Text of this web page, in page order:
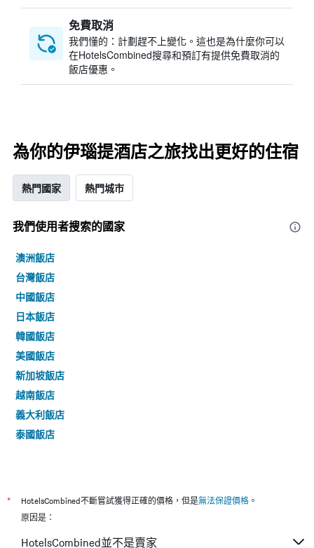
免費取消
我們懂的：計劃趕不上變化。這也是為什麼你可以
在HotelsCombined搜尋和預訂有提供免費取消的
飯店優惠。
為你的伊瑙提酒店之旅找出更好的住宿
熱門國家 熱門城市
我們使用者搜索的國家
澳洲飯店
台灣飯店
中國飯店
日本飯店
韓國飯店
美國飯店
新加坡飯店
越南飯店
義大利飯店
泰國飯店
* HotelsCombined不斷嘗試獲得正確的價格，但是無法保證價格 。
原因是：
HotelsCombined並不是賣家